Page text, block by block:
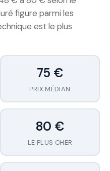
figure parmi les
est le plus
75 €
PRIX MÉDIAN
80 €
LE PLUS CHER